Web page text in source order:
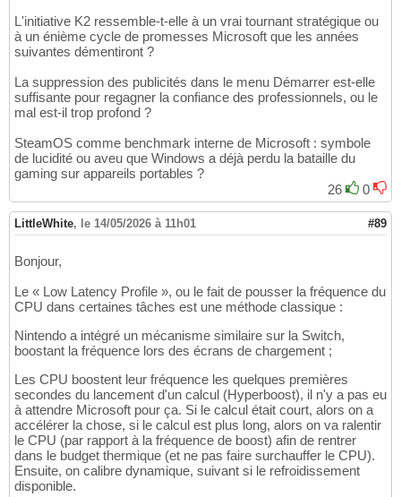
L'initiative K2 ressemble-t-elle à un vrai tournant stratégique ou
à un énième cycle de promesses Microsoft que les années
suivantes démentiront ?
La suppression des publicités dans le menu Démarrer est-elle
suffisante pour regagner la confiance des professionnels, ou le
mal est-il trop profond ?
SteamOS comme benchmark interne de Microsoft : symbole
de lucidité ou aveu que Windows a déjà perdu la bataille du
gaming sur appareils portables ?
26
0
LittleWhite, le 14/05/2026 à 11h01 #89
Bonjour,
Le « Low Latency Profile », ou le fait de pousser la fréquence du
CPU dans certaines tâches est une méthode classique :
Nintendo a intégré un mécanisme similaire sur la Switch,
boostant la fréquence lors des écrans de chargement ;
Les CPU boostent leur fréquence les quelques premières
secondes du lancement d'un calcul (Hyperboost), il n'y a pas eu
à attendre Microsoft pour ça. Si le calcul était court, alors on a
accélérer la chose, si le calcul est plus long, alors on va ralentir
le CPU (par rapport à la fréquence de boost) afin de rentrer
dans le budget thermique (et ne pas faire surchauffer le CPU).
Ensuite, on calibre dynamique, suivant si le refroidissement
disponible.